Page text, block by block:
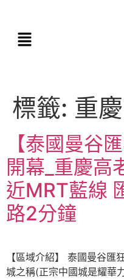
標籤: 重
【泰國曼谷
開幕_重慶高
近MRT藍線
路2分鐘
【區域介紹】 泰國曼谷
城之稱(正宗中國城是耀華